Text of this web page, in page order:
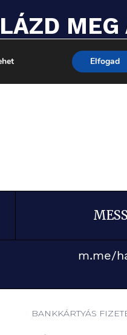
m.me/
BANKKÁRTYÁS